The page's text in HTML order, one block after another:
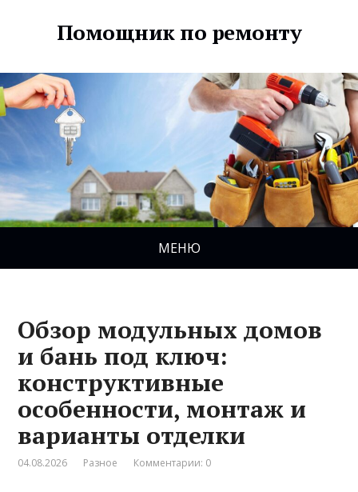
Помощник по ремонту
МЕНЮ
Обзор модульных домов
и бань под ключ:
конструктивные
особенности, монтаж и
варианты отделки
04.08.2026 Разное Комментарии: 0